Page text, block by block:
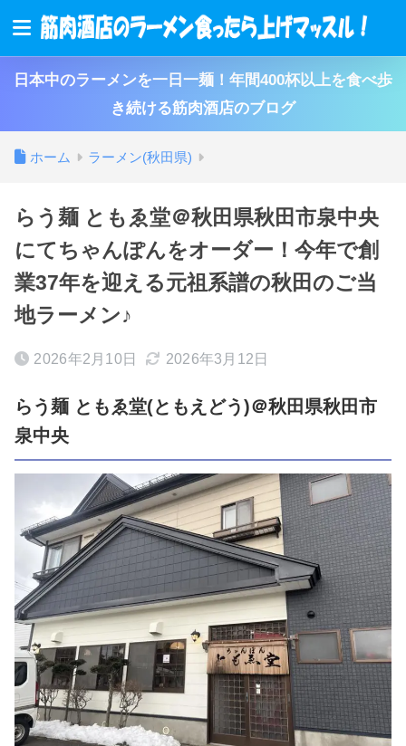
日本中のラーメンを一日一麺！年間400杯以上を食べ歩
き続ける筋肉酒店のブログ
ホーム ラーメン(秋田県)
らう麺 ともゑ堂＠秋田県秋田市泉中央
にてちゃんぽんをオーダー！今年で創
業37年を迎える元祖系譜の秋田のご当
地ラーメン♪
2026年2月10日 2026年3月12日
らう麺 ともゑ堂(ともえどう)＠秋田県秋田市
泉中央